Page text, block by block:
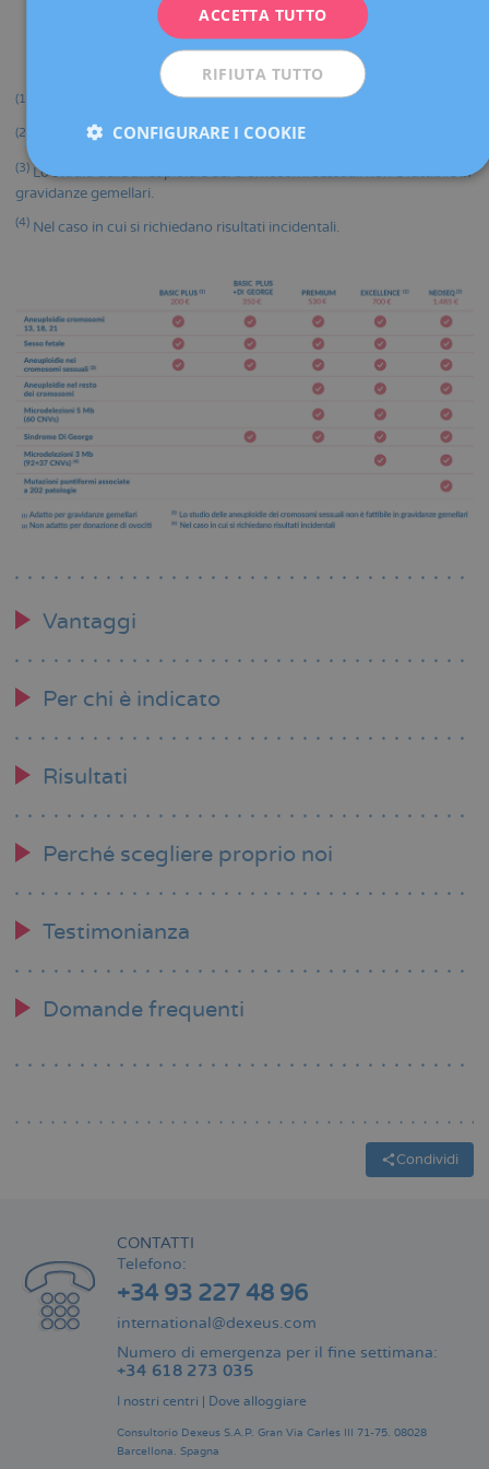
malattie monogeniche dominanti di carattere grave, per le
quali attualmente non esiste nessun altro tipo di studio
(1) Adatto per gravidanze gemellari.
(2) Non adatto per donazione di ovociti.
(3) Lo studio delle aneuploidie dei cromosomi sessuali non è fattibile in
gravidanze gemellari.
(4) Nel caso in cui si richiedano risultati incidentali.
Vantaggi
Per chi è indicato
Risultati
Perché scegliere proprio noi
Testimonianza
Domande frequenti
Condividi
CONTATTI
Telefono:
+34 93 227 48 96
international@dexeus.com
Numero di emergenza per il fine settimana:
+34 618 273 035
I nostri centri | Dove alloggiare
Consultorio Dexeus S.A.P. Gran Via Carles III 71-75. 08028
Barcellona. Spagna
ACCETTA TUTTO
RIFIUTA TUTTO
CONFIGURARE I COOKIE